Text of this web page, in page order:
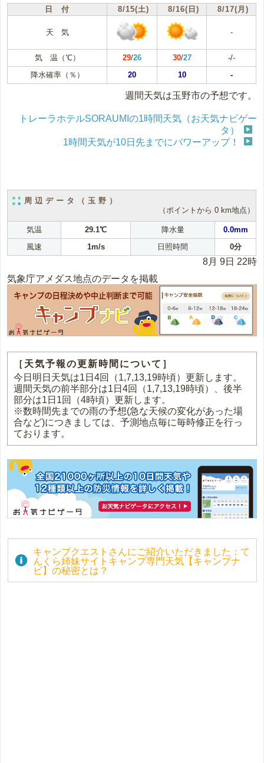
日 付 8/15(土) 8/16(日) 8/17(月)
天 気 -
気 温（℃） 29/26 30/27 -/-
降水確率（％）
20 10 -
週間天気は玉野市の予想です。
トレーラホテルSORAUMIの1時間天気（お天気ナビゲー
タ）
1時間天気が10日先までにパワーアップ！
周辺データ（玉野）
（ポイントから 0 km地点）
気温 29.1℃ 降水量
0.0mm
風速
1m/s 日照時間 0分
8月 9日 22時
気象庁アメダス地点のデータを掲載
［天気予報の更新時間について］
今日明日天気は1日4回（1,7,13,19時頃）更新します。
週間天気の前半部分は1日4回（1,7,13,19時頃）、後半
部分は1日1回（4時頃）更新します。
※数時間先までの雨の予想(急な天候の変化があった場
合など)につきましては、予測地点毎に毎時修正を行っ
ております。
キャンプクエストさんにご紹介いただきました：て
んくら姉妹サイトキャンプ専門天気【キャンプナ
ビ】の秘密とは？